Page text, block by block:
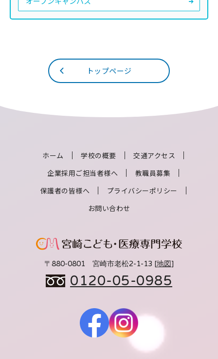
トップページ
ホーム 学校の概要
交通アクセス
企業採用ご担当者様へ
教職員募集
保護者の皆様へ
プライバシーポリシー
お問い合わせ
〒880-0801 宮崎市老松2-1-13 [地図]
0120-05-0985